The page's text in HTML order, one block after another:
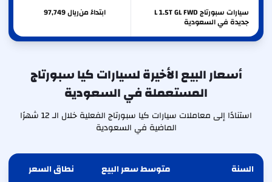
سيارات سبورتاج L 1.5T GL FWD
جديدة في السعودية
ابتداءً من 97,749ريال
أسعار البيع الأخيرة لسيارات كيا سبورتاج
المستعملة في السعودية
استنادًا إلى معاملات سيارات كيا سبورتاج الفعلية خلال الـ 12 شهرًا
الماضية في السعودية
السنة متوسط سعر البيع نطاق السعر